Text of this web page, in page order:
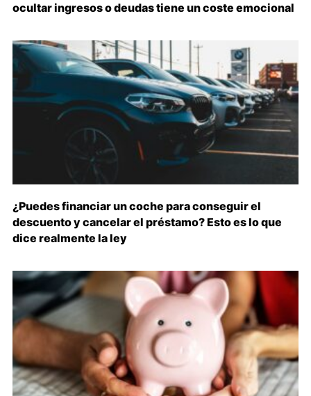
ocultar ingresos o deudas tiene un coste emocional
¿Puedes financiar un coche para conseguir el
descuento y cancelar el préstamo? Esto es lo que
dice realmente la ley